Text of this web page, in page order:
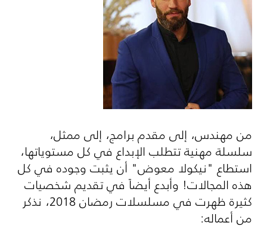
من مهندس، إلى مقدم برامج، إلى ممثل،
سلسلة مهنية تتطلب الإبداع في كل مستوياتها،
استطاع "نيكولا معوض" أن يثبت وجوده في كل
هذه المجالات! وأبدع أيضاً في تقديم شخصيات
كثيرة ظهرت في مسلسلات رمضان 2018، نذكر
من أعماله: